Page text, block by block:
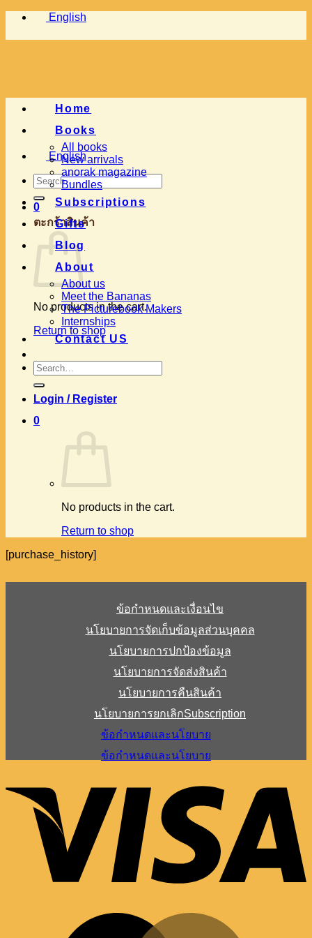
Skip
content
English
English
Search
for:
0
ตะกร้าสินค้า
No products in the cart.
Return to shop
Home
Books
All books
New arrivals
anorak magazine
Bundles
Subscriptions
Gifts
Blog
About
About us
Meet the Bananas
The Picturebook Makers
Internships
Contact US
Search
for:
Login / Register
0
No products in the cart.
Return to shop
[purchase_history]
ข้อกำหนดและเงื่อนไข
นโยบายการจัดเก็บข้อมูลส่วนบุคคล
นโยบายการปกป้องข้อมูล
นโยบายการจัดส่งสินค้า
นโยบายการคืนสินค้า
นโยบายการยกเลิกSubscription
ข้อกำหนดและนโยบาย
ข้อกำหนดและนโยบาย